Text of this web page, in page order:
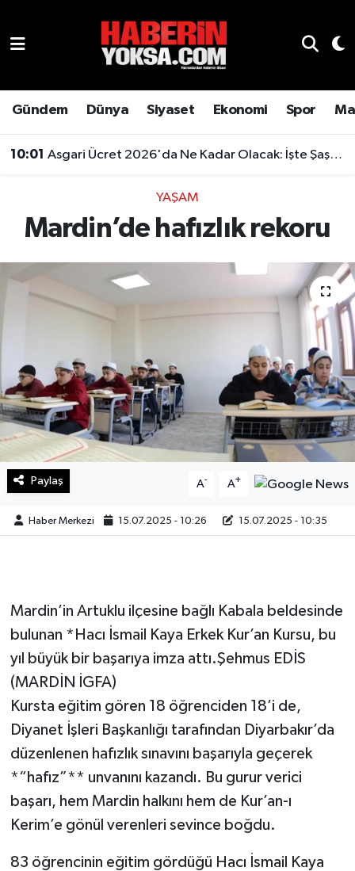
Gündem Dünya Siyaset Ekonomi Spor
10:01 Asgari Ücret 2026'da Ne Kadar Olacak: İşte Şaşırtan Rakam
YAŞAM
Mardin’de hafızlık rekoru
Paylaş A- A+
Haber Merkezi 15.07.2025 - 10:26 15.07.2025 - 10:35
Mardin’in Artuklu ilçesine bağlı Kabala beldesinde
bulunan *Hacı İsmail Kaya Erkek Kur’an Kursu, bu
yıl büyük bir başarıya imza attı.Şehmus EDİS
(MARDİN İGFA)
Kursta eğitim gören 18 öğrenciden 18’i de,
Diyanet İşleri Başkanlığı tarafından Diyarbakır’da
düzenlenen hafızlık sınavını başarıyla geçerek
*“hafız”** unvanını kazandı. Bu gurur verici
başarı, hem Mardin halkını hem de Kur’an-ı
Kerim’e gönül verenleri sevince boğdu.
83 öğrencinin eğitim gördüğü Hacı İsmail Kaya
Genel
Gündem
Magazin
Sağlık
Teknoloji
Yaşam
Hava Durumu
Son Dakika Haberleri
Haber Arşivi